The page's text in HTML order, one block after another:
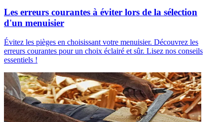
Les erreurs courantes à éviter lors de la sélection
d'un menuisier
Évitez les pièges en choisissant votre menuisier. Découvrez les
erreurs courantes pour un choix éclairé et sûr. Lisez nos conseils
essentiels !